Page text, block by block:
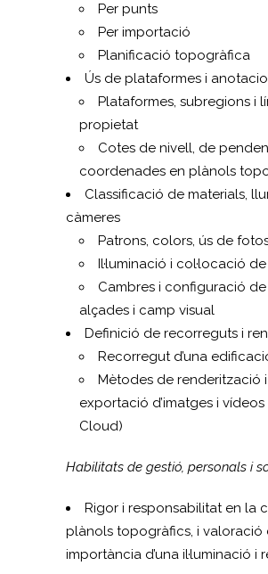
Per punts
Per importació
Planificació topogràfica
Ús de plataformes i
Plataformes, subregions i
propietat
Cotes de nivell, de
coordenades en plànols
Classificació de materials,
càmeres
Patrons, colors, ús de
Il·luminació i col·locació
Cambres i configuració de
alçades i camp visual
Definició de recorreguts i
Recorregut d’una
Mètodes de renderització i
exportació d’imatges i vídeos
Cloud)
Habilitats de gestió, personals i
Rigor i responsabilitat en la
plànols topogràfics, i valoració
importància d’una il·luminació i